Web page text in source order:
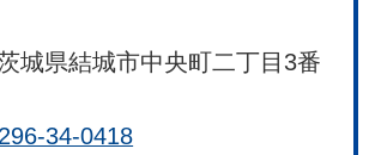
城県結城市中央町二丁目3番
34-0418